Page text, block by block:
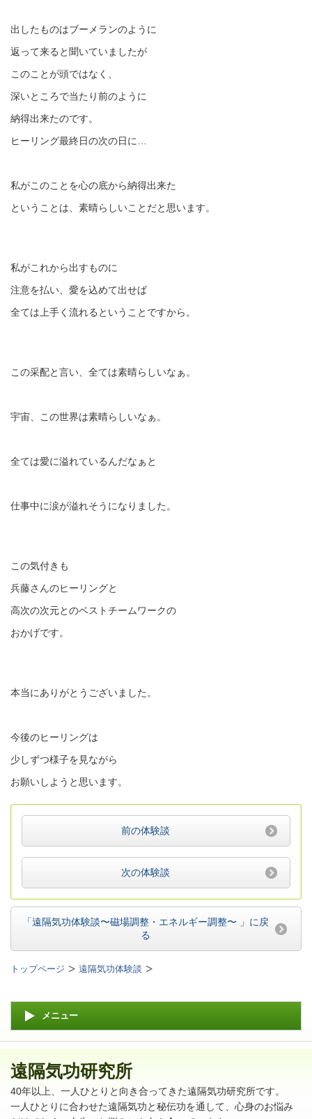
出したものはブーメランのように
返って来ると聞いていましたが
このことが頭ではなく、
深いところで当たり前のように
納得出来たのです。
ヒーリング最終日の次の日に…
私がこのことを心の底から納得出来た
ということは、素晴らしいことだと思います。
私がこれから出すものに
注意を払い、愛を込めて出せば
全ては上手く流れるということですから。
この采配と言い、全ては素晴らしいなぁ。
宇宙、この世界は素晴らしいなぁ。
全ては愛に溢れているんだなぁと
仕事中に涙が溢れそうになりました。
この気付きも
兵藤さんのヒーリングと
高次の次元とのベストチームワークの
おかげです。
本当にありがとうございました。
今後のヒーリングは
少しずつ様子を見ながら
お願いしようと思います。
前の体験談
次の体験談
「遠隔気功体験談〜磁場調整・エネルギー調整〜 」 に戻
る
トップページ 遠隔気功体験談
メニュー
遠隔気功研究所
40年以上、一人ひとりと向き合ってきた遠隔気功研究所です。
一人ひとりに合わせた遠隔気功と秘伝功を通して、心身のお悩み